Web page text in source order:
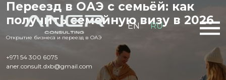
Открытие бизнеса и переезд в ОАЭ
+971 54 300 6075
aner.consult.dxb@gmail.com
EN RU
Переезд в ОАЭ с семьёй: как
получить семейную визу в 2026